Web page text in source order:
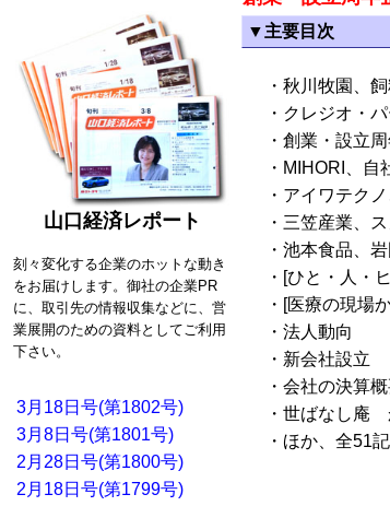
山口経済レポート
刻々変化する企業のホットな動き
をお届けします。御社の企業PR
に、取引先の情報収集などに、営
業展開のための資料としてご利用
下さい。
3月18日号(第1802号)
3月8日号(第1801号)
2月28日号(第1800号)
2月18日号(第1799号)
▼主要目次
・秋川牧園、
・クレジオ・
・創業・設立
・MIHORI、
・アイワテク
・三笠産業、
・池本食品、
・[ひと・人・
・[医療の現場
・法人動向
・新会社設立
・会社の決算
・世ばなし庵
・ほか、全51